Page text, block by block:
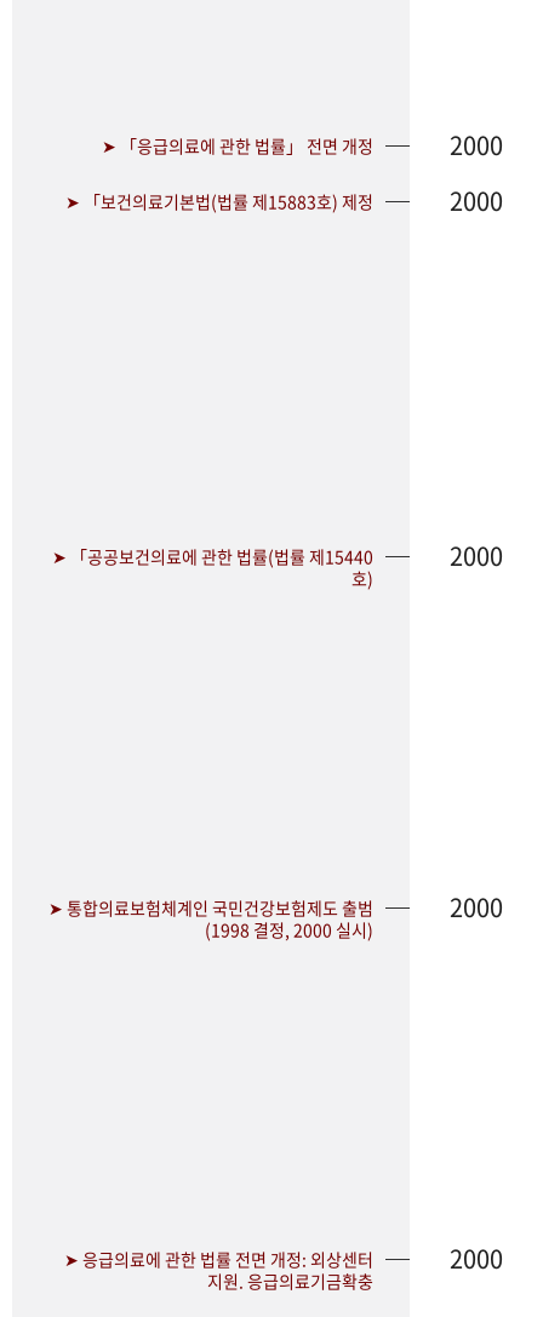
➤ 「응급의료에 관한 법률」 전면 개정 2000
➤ 「보건의료기본법(법률 제15883호) 제정 2000
➤ 「공공보건의료에 관한 법률(법률 제15440
호)
2000
➤ 통합의료보험체계인 국민건강보험제도 출범
(1998 결정, 2000 실시)
2000
➤ 응급의료에 관한 법률 전면 개정: 외상센터
지원. 응급의료기금확충
2000